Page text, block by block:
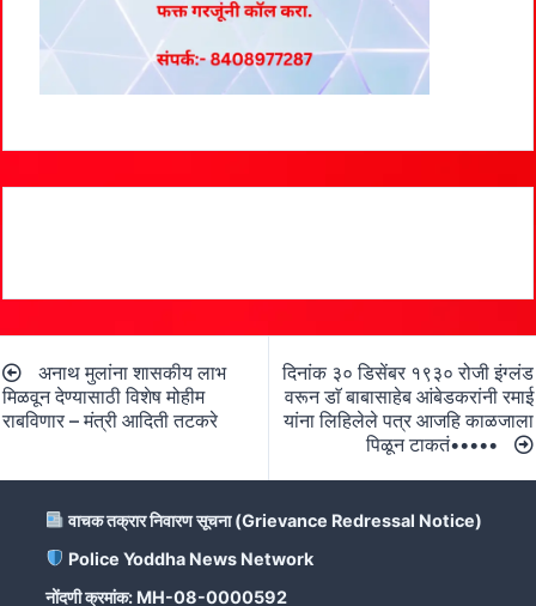
navigation
अनाथ मुलांना शासकीय लाभ
मिळवून देण्यासाठी विशेष मोहीम
राबविणार – मंत्री आदिती तटकरे
दिनांक ३० डिसेंबर १९३० रोजी इंग्लंड
वरून डाॅ बाबासाहेब आंबेडकरांनी रमाई
यांना लिहिलेले पत्र आजहि काळजाला
पिळून टाकतं•••••
वाचक तक्रार निवारण सूचना (Grievance Redressal Notice)
Police Yoddha News Network
नोंदणी क्रमांक: MH-08-0000592